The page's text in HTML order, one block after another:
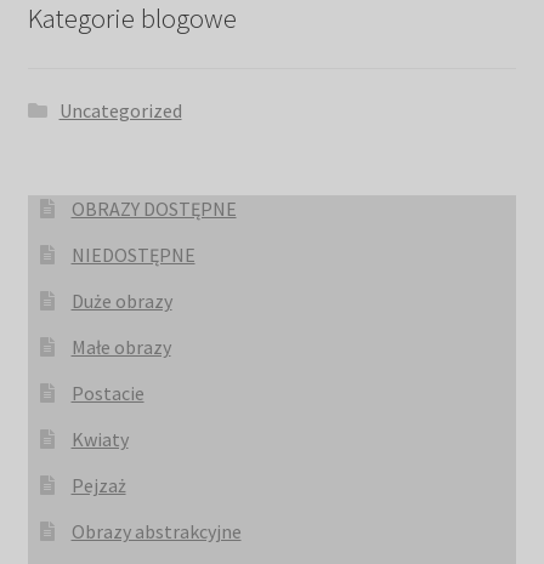
Kategorie blogowe
Uncategorized
OBRAZY DOSTĘPNE
NIEDOSTĘPNE
Duże obrazy
Małe obrazy
Postacie
Kwiaty
Pejzaż
Obrazy abstrakcyjne